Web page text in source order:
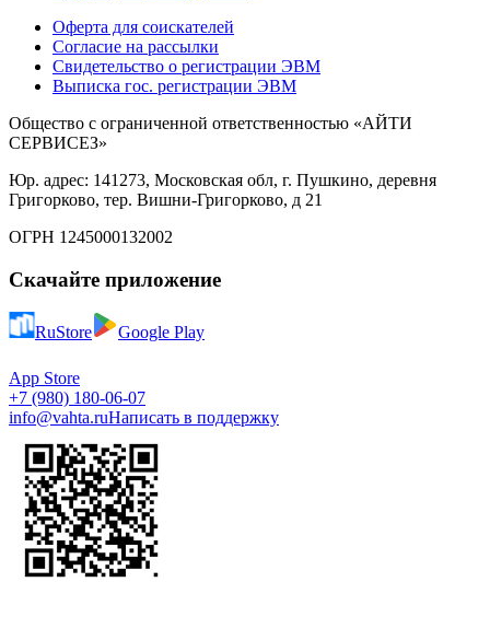
Оферта для соискателей
Согласие на рассылки
Свидетельство о регистрации ЭВМ
Выписка гос. регистрации ЭВМ
Общество с ограниченной ответственностью «АЙТИ
СЕРВИСЕЗ»
Юр. адрес: 141273, Московская обл, г. Пушкино, деревня
Григорково, тер. Вишни-Григорково, д 21
ОГРН 1245000132002
Скачайте приложение
RuStore Google Play
App Store
+7 (980) 180-06-07
info@vahta.ruНаписать в поддержку